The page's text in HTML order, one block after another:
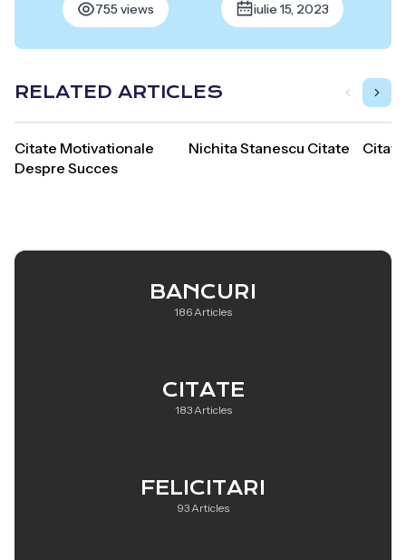
755 views iulie 15, 2023
RELATED ARTICLES
Citate Motivationale
Despre Succes
Nichita Stanescu Citate
BANCURI
186 Articles
CITATE
183 Articles
FELICITARI
93 Articles